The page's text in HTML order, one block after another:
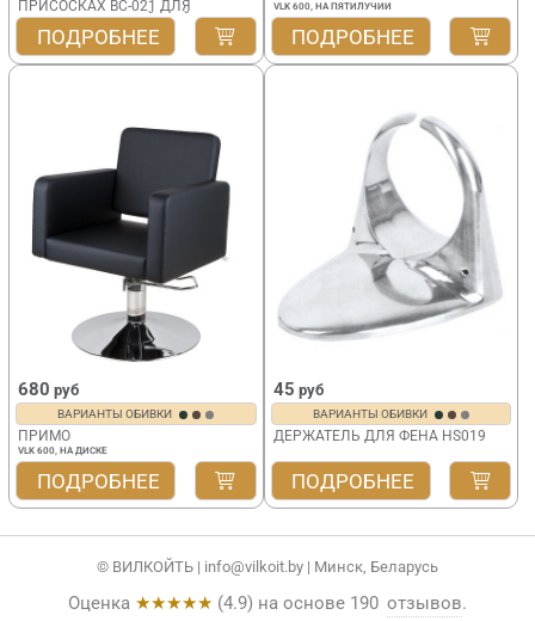
ПРИСОСКАХ BC-021 ДЛЯ
ПАРИКМАХЕРСКОЙ МОЙКИ
ПОДРОБНЕЕ
VLK 600, НА ПЯТИЛУЧИИ
ПОДРОБНЕЕ
680 руб
ВАРИАНТЫ ОБИВКИ
ПРИМО
VLK 600, НА ДИСКЕ
ПОДРОБНЕЕ
45 руб
ВАРИАНТЫ ОБИВКИ
ДЕРЖАТЕЛЬ ДЛЯ ФЕНА HS019
ПОДРОБНЕЕ
© ВИЛКОЙТЬ | info@vilkoit.by | Минск, Беларусь
Оценка ★★★★★ (4.9) на основе 190 отзывов.